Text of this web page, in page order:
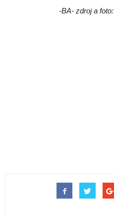
-BA- zdroj a